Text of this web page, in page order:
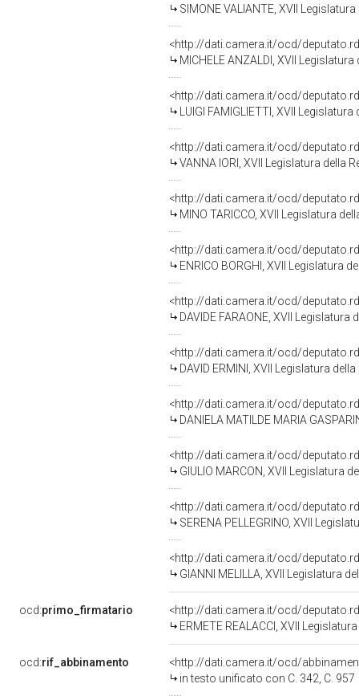
SIMONE VALIANTE, XVII
<http://dati.camera.it/ocd/
MICHELE ANZALDI, XVII
<http://dati.camera.it/ocd/
LUIGI FAMIGLIETTI, XVII
<http://dati.camera.it/ocd/
VANNA IORI, XVII Legislatura della
<http://dati.camera.it/ocd/
MINO TARICCO, XVII Legislatura
<http://dati.camera.it/ocd/
ENRICO BORGHI, XVII Legislatura
<http://dati.camera.it/ocd/
DAVIDE FARAONE, XVII Legislatura
<http://dati.camera.it/ocd/
DAVID ERMINI, XVII Legislatura
<http://dati.camera.it/ocd/
DANIELA MATILDE MARIA
<http://dati.camera.it/ocd/
GIULIO MARCON, XVII Legislatura
<http://dati.camera.it/ocd/
SERENA PELLEGRINO, XVII
<http://dati.camera.it/ocd/
GIANNI MELILLA, XVII Legislatura
ocd:primo_firmatario
<http://dati.camera.it/ocd/
ERMETE REALACCI, XVII
ocd:rif_abbinamento
<http://dati.camera.it/ocd/
in testo unificato con C. 342, C. 957